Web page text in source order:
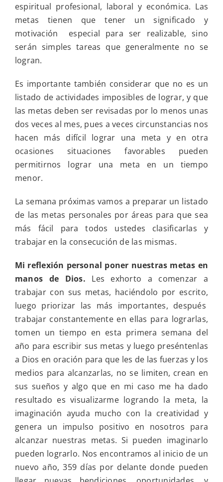
espiritual profesional, laboral y económica. Las
metas tienen que tener un significado y
motivación especial para ser realizable, sino
serán simples tareas que generalmente no se
logran.
Es importante también considerar que no es un
listado de actividades imposibles de lograr, y que
las metas deben ser revisadas por lo menos unas
dos veces al mes, pues a veces circunstancias nos
hacen más difícil lograr una meta y en otra
ocasiones situaciones favorables pueden
permitirnos lograr una meta en un tiempo
menor.
La semana próximas vamos a preparar un listado
de las metas personales por áreas para que sea
más fácil para todos ustedes clasificarlas y
trabajar en la consecución de las mismas.
Mi reflexión personal poner nuestras metas en
manos de Dios. Les exhorto a comenzar a
trabajar con sus metas, haciéndolo por escrito,
luego priorizar las más importantes, después
trabajar constantemente en ellas para lograrlas,
tomen un tiempo en esta primera semana del
año para escribir sus metas y luego preséntenlas
a Dios en oración para que les de las fuerzas y los
medios para alcanzarlas, no se limiten, crean en
sus sueños y algo que en mi caso me ha dado
resultado es visualizarme logrando la meta, la
imaginación ayuda mucho con la creatividad y
genera un impulso positivo en nosotros para
alcanzar nuestras metas. Si pueden imaginarlo
pueden lograrlo. Nos encontramos al inicio de un
nuevo año, 359 días por delante donde pueden